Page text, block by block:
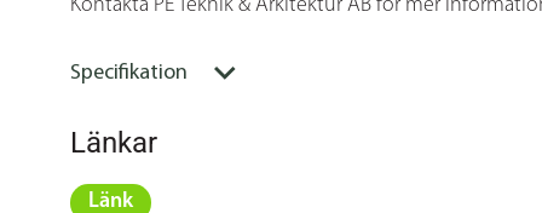
Kontakta PE Teknik & Arkitektur AB för mer
Specifikation
Länkar
Länk